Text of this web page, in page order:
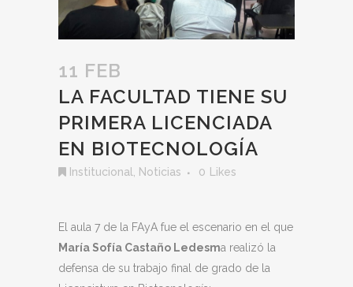
11 FEB
LA FACULTAD TIENE SU
PRIMERA LICENCIADA
EN BIOTECNOLOGÍA
Institucional, Noticias 0 Likes
El aula 7 de la FAyA fue el escenario en el que
María Sofía Castaño Ledesma realizó la
defensa de su trabajo final de grado de la